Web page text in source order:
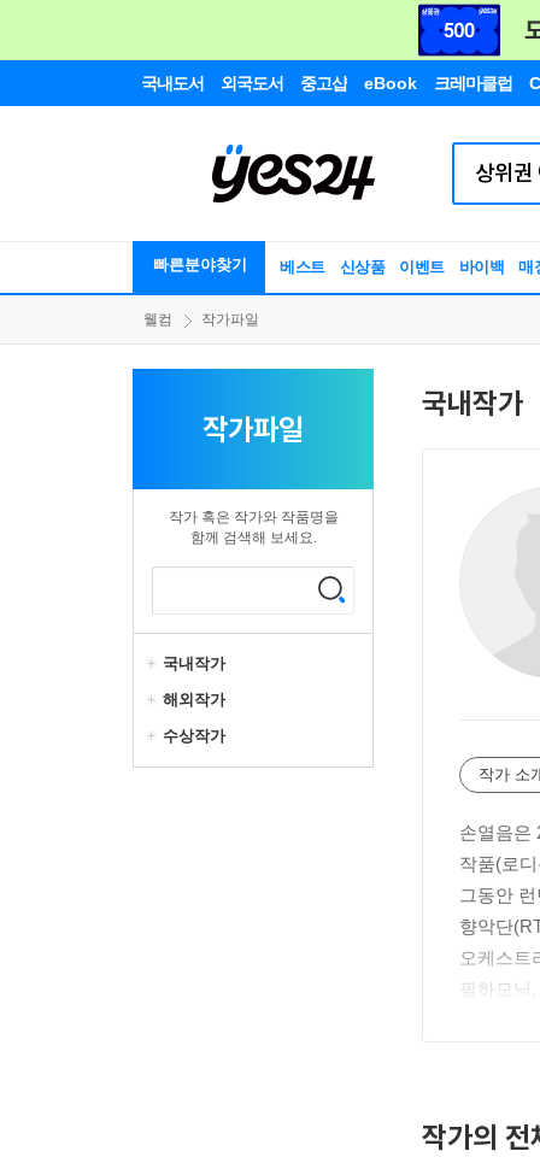
국내도서 외국도서 중고샵 eBook 크레마클럽
빠른분야찾기 베스트 신상품 이벤트 바이백 매
웰컴 작가파일
작가파일
작가 혹은 작가와 작품명을
함께 검색해 보세요.
국내작가
해외작가
수상작가
국내작가
작가 소
손열음은
작품(로
그동안
향악단
오케스트
필하모닉
여러 해
작가의 전